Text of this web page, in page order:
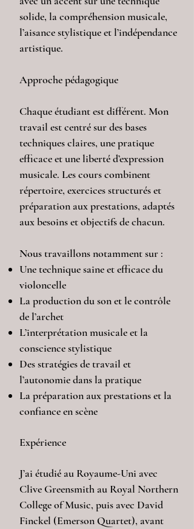
solide, la compréhension musicale,
l’aisance stylistique et l’indépendance
artistique.
Approche pédagogique
Chaque étudiant est différent. Mon
travail est centré sur des bases
techniques claires, une pratique
efficace et une liberté d’expression
musicale. Les cours combinent
répertoire, exercices structurés et
préparation aux prestations, adaptés
aux besoins et objectifs de chacun.
Nous travaillons notamment sur :
Une technique saine et efficace du
violoncelle
La production du son et le contrôle
de l’archet
L’interprétation musicale et la
conscience stylistique
Des stratégies de travail et
l’autonomie dans la pratique
La préparation aux prestations et la
confiance en scène
Expérience
J’ai étudié au Royaume-Uni avec
Clive Greensmith au Royal Northern
College of Music, puis avec David
Finckel (Emerson Quartet), avant